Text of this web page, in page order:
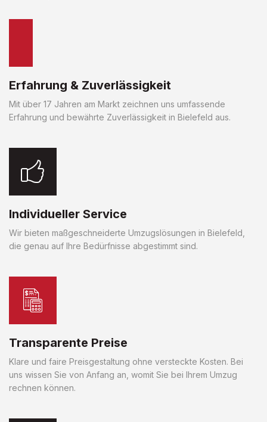
Erfahrung & Zuverlässigkeit
Mit über 17 Jahren am Markt zeichnen uns umfassende
Erfahrung und bewährte Zuverlässigkeit in Bielefeld aus.
Individueller Service
Wir bieten maßgeschneiderte Umzugslösungen in Bielefeld,
die genau auf Ihre Bedürfnisse abgestimmt sind.
Transparente Preise
Klare und faire Preisgestaltung ohne versteckte Kosten. Bei
uns wissen Sie von Anfang an, womit Sie bei Ihrem Umzug
rechnen können.